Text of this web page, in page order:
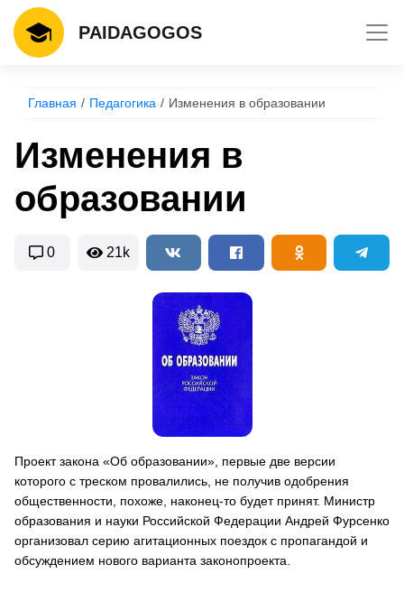
PAIDAGOGOS
Главная Педагогика Изменения в образовании
Изменения в
образовании
0 21k
Проект закона «Об образовании» , первые две версии
которого с треском провалились, не получив одобрения
общественности, похоже, наконец-то будет принят. Министр
образования и науки Российской Федерации Андрей Фурсенко
организовал серию агитационных поездок с пропагандой и
обсуждением нового варианта законопроекта.